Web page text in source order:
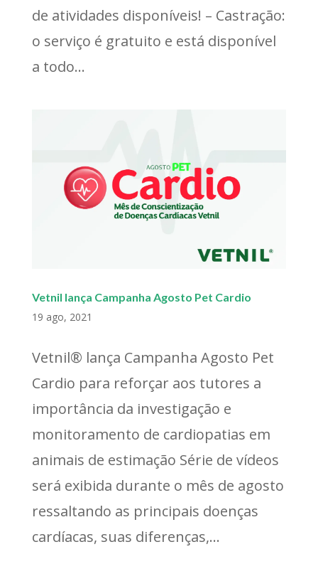
de atividades disponíveis! – Castração:
o serviço é gratuito e está disponível
a todo...
Vetnil lança Campanha Agosto Pet Cardio
19 ago, 2021
Vetnil® lança Campanha Agosto Pet
Cardio para reforçar aos tutores a
importância da investigação e
monitoramento de cardiopatias em
animais de estimação Série de vídeos
será exibida durante o mês de agosto
ressaltando as principais doenças
cardíacas, suas diferenças,...